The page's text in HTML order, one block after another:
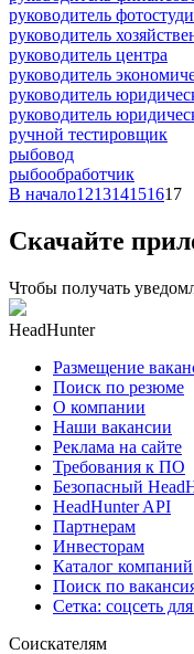
руководитель
руководитель
руководитель центра
руководитель
руководитель
руководитель
ручной тестировщик
рыбовод
рыбообработчик
В начало121314151617
Скачайте
Чтобы получать
HeadHunter
Размещение
Поиск по резюме
О компании
Наши вакансии
Реклама на сайте
Требования к ПО
Безопасный
HeadHunter API
Партнерам
Инвесторам
Каталог компаний
Поиск по
Сетка: соцсеть
Соискателям